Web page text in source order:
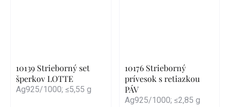
10139 Strieborný set
šperkov LOTTE
Ag925/1000; ≤5,55 g
10176 Strieborný
prívesok s retiazkou
PÁV
Ag925/1000; ≤2,85 g